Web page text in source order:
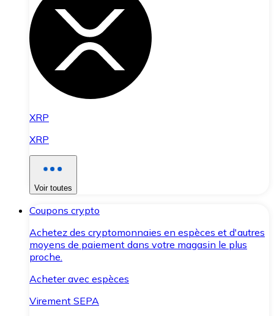
XRP
XRP
Voir toutes
Coupons crypto
Achetez des cryptomonnaies en espèces et d'autres
moyens de paiement dans votre magasin le plus
proche.
Acheter avec espèces
Virement SEPA